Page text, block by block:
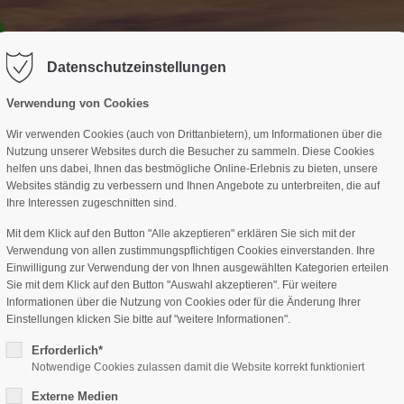
"offcanvas-col2" existiert leider
Der Eintrag "offcanvas-col3"
nicht.
Datenschutzeinstellungen
Verwendung von Cookies
Wir verwenden Cookies (auch von Drittanbietern), um Informationen über die
Nutzung unserer Websites durch die Besucher zu sammeln. Diese Cookies
helfen uns dabei, Ihnen das bestmögliche Online-Erlebnis zu bieten, unsere
Websites ständig zu verbessern und Ihnen Angebote zu unterbreiten, die auf
Ihre Interessen zugeschnitten sind.
Mit dem Klick auf den Button "Alle akzeptieren" erklären Sie sich mit der
Verwendung von allen zustimmungspflichtigen Cookies einverstanden. Ihre
Einwilligung zur Verwendung der von Ihnen ausgewählten Kategorien erteilen
Sie mit dem Klick auf den Button "Auswahl akzeptieren". Für weitere
Informationen über die Nutzung von Cookies oder für die Änderung Ihrer
Einstellungen klicken Sie bitte auf "weitere Informationen".
Erforderlich*
Notwendige Cookies zulassen damit die Website korrekt funktioniert
Externe Medien